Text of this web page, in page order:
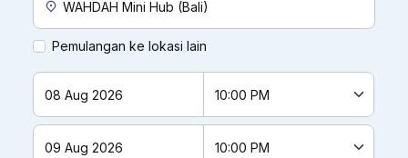
Pemulangan ke lokasi lain